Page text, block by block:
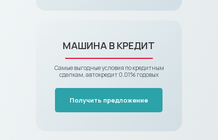
МАШИНА В КРЕДИТ
Самые выгодные условия по кредитным
сделкам, автокредит 0,01% годовых
Получить предложение